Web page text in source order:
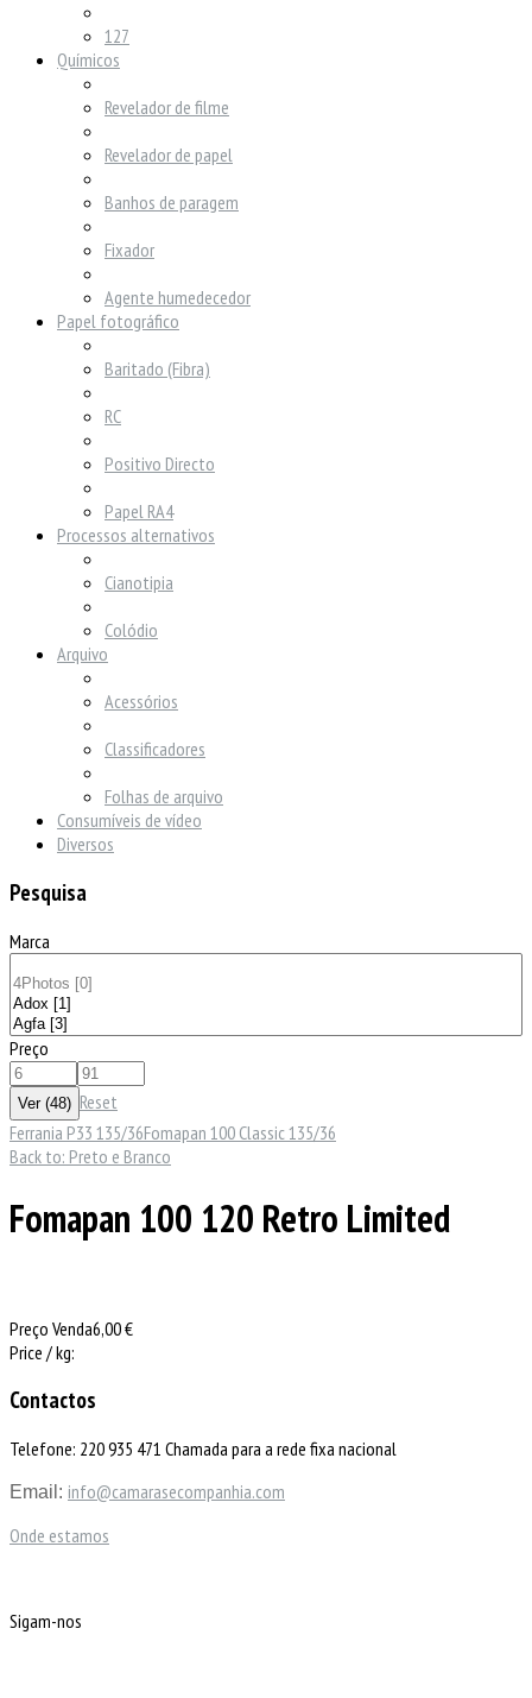
127
Químicos
Revelador de filme
Revelador de papel
Banhos de paragem
Fixador
Agente humedecedor
Papel fotográfico
Baritado (Fibra)
RC
Positivo Directo
Papel RA4
Processos alternativos
Cianotipia
Colódio
Arquivo
Acessórios
Classificadores
Folhas de arquivo
Consumíveis de vídeo
Diversos
Pesquisa
Marca
Preço
Reset
Ferrania P33 135/36Fomapan 100 Classic 135/36
Back to: Preto e Branco
Fomapan 100 120 Retro Limited
Preço Venda6,00 €
Price / kg:
Contactos
Telefone: 220 935 471 Chamada para a rede fixa nacional
Email: info@camarasecompanhia.com
Onde estamos
Sigam-nos